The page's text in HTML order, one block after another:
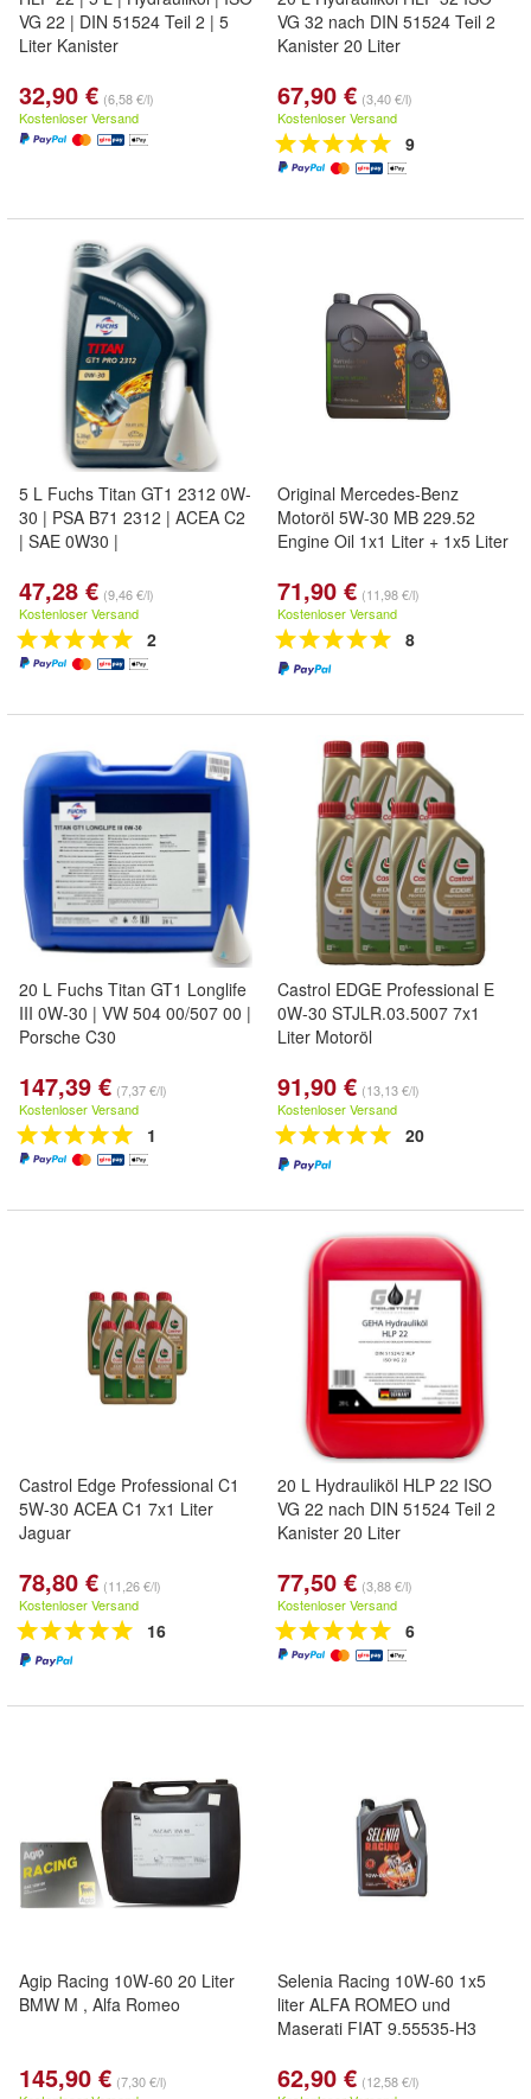
VG 22 | DIN 51524 Teil 2 | 5
Liter Kanister
32,90 € (6,58 €/l)
Kostenloser Versand
VG 32 nach DIN 51524 Teil 2
Kanister 20 Liter
67,90 € (3,40 €/l)
Kostenloser Versand
9
5 L Fuchs Titan GT1 2312 0W-
30 | PSA B71 2312 | ACEA C2
| SAE 0W30 |
47,28 € (9,46 €/l)
Kostenloser Versand
2
Original Mercedes-Benz
Motoröl 5W-30 MB 229.52
Engine Oil 1x1 Liter + 1x5 Liter
71,90 € (11,98 €/l)
Kostenloser Versand
8
20 L Fuchs Titan GT1 Longlife
III 0W-30 | VW 504 00/507 00 |
Porsche C30
147,39 € (7,37 €/l)
Kostenloser Versand
1
Castrol EDGE Professional E
0W-30 STJLR.03.5007 7x1
Liter Motoröl
91,90 € (13,13 €/l)
Kostenloser Versand
20
Castrol Edge Professional C1
5W-30 ACEA C1 7x1 Liter
Jaguar
78,80 € (11,26 €/l)
Kostenloser Versand
16
20 L Hydrauliköl HLP 22 ISO
VG 22 nach DIN 51524 Teil 2
Kanister 20 Liter
77,50 € (3,88 €/l)
Kostenloser Versand
6
Agip Racing 10W-60 20 Liter
BMW M , Alfa Romeo
145,90 € (7,30 €/l)
Selenia Racing 10W-60 1x5
liter ALFA ROMEO und
Maserati FIAT 9.55535-H3
62,90 € (12,58 €/l)